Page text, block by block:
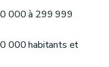
000 à 299 999
000 habitants et